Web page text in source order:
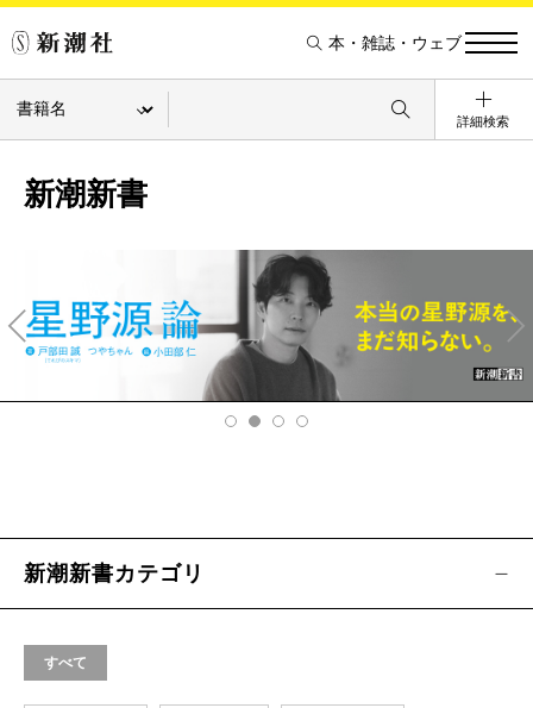
本・雑誌・ウェブ
詳細検索
新潮新書
v
Ne
xt
新潮新書カテゴリ
すべて